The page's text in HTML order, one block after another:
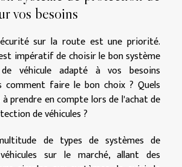
vos besoins
sur la route est une priorité.
impératif de choisir le bon système
véhicule adapté à vos besoins
comment faire le bon choix ? Quels
prendre en compte lors de l'achat de
de véhicules ?
de types de systèmes de
sur le marché, allant des